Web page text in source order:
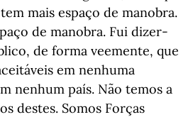
mais espaço de manobra.
de manobra. Fui dizer-
de forma veemente, que
em nenhuma
nenhum país. Não temos a
destes. Somos Forças